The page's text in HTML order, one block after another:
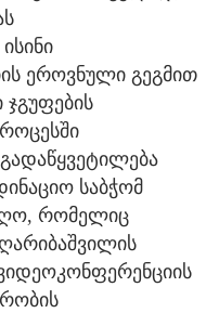
ეროვნული გეგმით
საბჭომ
რომელიც